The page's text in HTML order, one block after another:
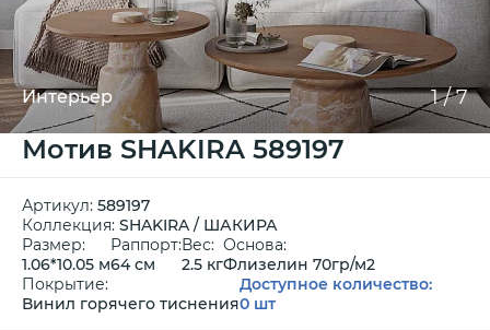
Интерьер 1/7
Мотив SHAKIRA 589197
Артикул: 589197
Коллекция: SHAKIRA / ШАКИРА
Размер:
1.06*10.05 м
Раппорт:
64 см
Вес:
2.5 кг
Основа:
Флизелин 70гр/м2
Покрытие:
Винил горячего тиснения
Доступное количество:
0 шт